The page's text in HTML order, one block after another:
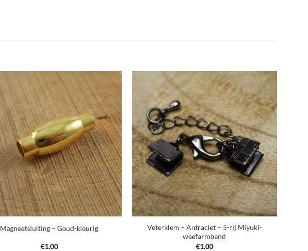
Aan
verlanglijst
toevoegen
Magneetsluiting – Goud-kleurig
€1.00
Aan
verlanglijst
toevoegen
Veterklem – Antraciet – 5-rij Miyuki-
weefarmband
€1.00